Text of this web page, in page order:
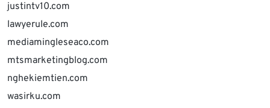
justintv10.com
lawyerule.com
mediamingleseaco.com
mtsmarketingblog.com
nghekiemtien.com
wasirku.com